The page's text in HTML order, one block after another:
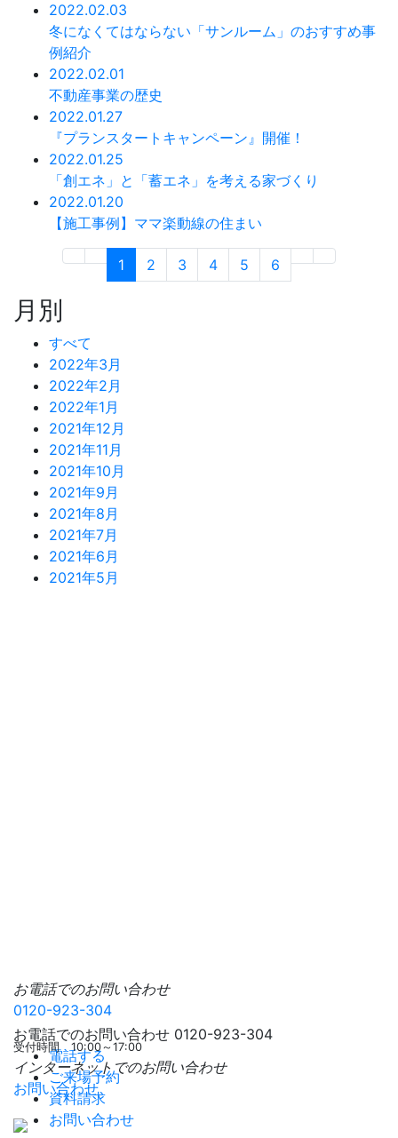
2022.02.03
冬になくてはならない「サンルーム」のおすすめ事
例紹介
2022.02.01
不動産事業の歴史
2022.01.27
『プランスタートキャンペーン』開催！
2022.01.25
「創エネ」と「蓄エネ」を考える家づくり
2022.01.20
【施工事例】ママ楽動線の住まい
1 2 3 4 5 6
月別
すべて
2022年3月
2022年2月
2022年1月
2021年12月
2021年11月
2021年10月
2021年9月
2021年8月
2021年7月
2021年6月
2021年5月
お電話でのお問い合わせ
0120-923-304
受付時間 10:00～17:00
インターネットでのお問い合わせ
お問い合わせ
お電話でのお問い合わせ 0120-923-304
電話する
ご来場予約
資料請求
お問い合わせ